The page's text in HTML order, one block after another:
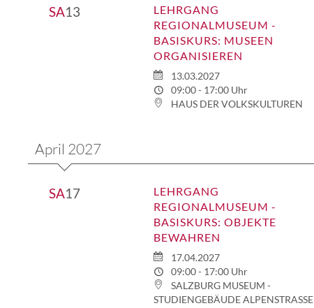
SA13
LEHRGANG
REGIONALMUSEUM -
BASISKURS: MUSEEN
ORGANISIEREN
13.03.2027
09:00 - 17:00 Uhr
HAUS DER VOLKSKULTUREN
April 2027
SA17
LEHRGANG
REGIONALMUSEUM -
BASISKURS: OBJEKTE
BEWAHREN
17.04.2027
09:00 - 17:00 Uhr
SALZBURG MUSEUM -
STUDIENGEBÄUDE ALPENSTRASSE